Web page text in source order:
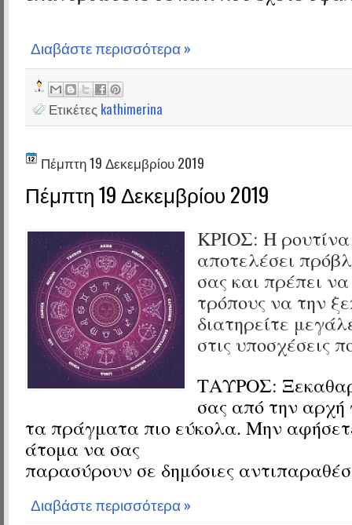
Διαβάστε περισσότερα »
Ετικέτες kathimerina
Πέμπτη 19 Δεκεμβρίου 2019
Πέμπτη 19 Δεκεμβρίου 2019
ΚΡΙΟΣ: Η
αποτελέσει
σας και πρέπει
τρόπους να την
διατηρείτε
στις υποσχέσεις
ΤΑΥΡΟΣ:
σας από την αρχή
τα πράγματα πιο εύκολα. Μην
άτομα να σας
παρασύρουν σε δημόσιες
Διαβάστε περισσότερα »